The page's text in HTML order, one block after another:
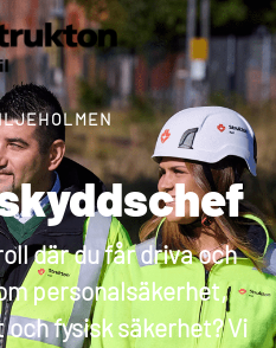
där du får driva och
personalsäkerhet,
fysisk säkerhet? Vi